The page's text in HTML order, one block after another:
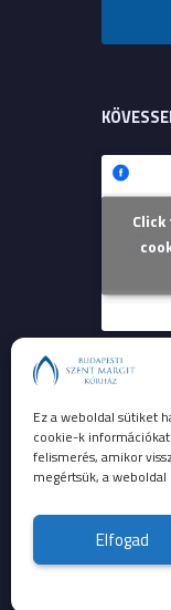
Ez a weboldal sütiket
cookie-k
felismerés, amikor
megértsük, a
Elfogad